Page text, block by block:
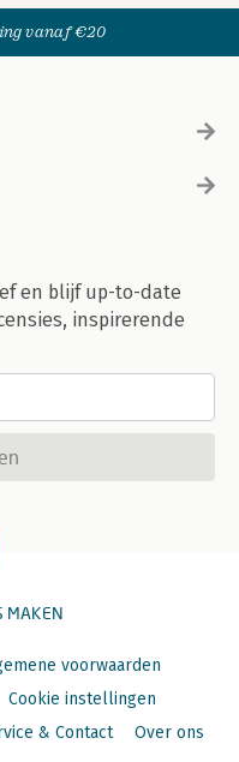
vanaf €20
en blijf up-to-date
inspirerende
MAKEN
voorwaarden
Cookie instellingen
& Contact Over ons